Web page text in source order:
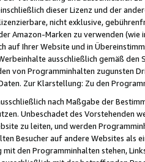
dieser Lizenz und der
nicht exklusive,
Amazon-Marken zu verwenden
auf Ihrer Website und in
ausschließlich gemäß
von Programminhalten zugunsten
Zur Klarstellung: Zu den
nach Maßgabe der
Unbeschadet des Vorstehenden
zu leiten, und werden
Besucher auf andere Websites als
den Programminhalten stehen,